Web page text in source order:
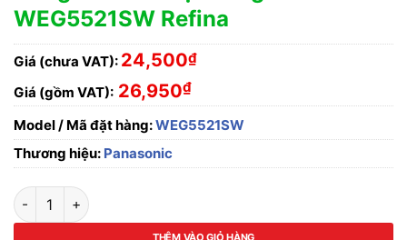
WEG5521SW Refina
Giá (chưa VAT): 24,500₫
Giá (gồm VAT): 26,950₫
Model / Mã đặt hàng:WEG5521SW
Thương hiệu: Panasonic
Công tắc đơn loại trung Panasonic WEG5521SW Refina số
THÊM VÀO GIỎ HÀNG